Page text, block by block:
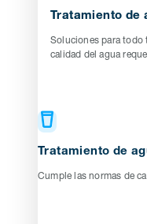
Tratamiento
Soluciones para todo
calidad del agua
Tratamiento de
Cumple las normas de